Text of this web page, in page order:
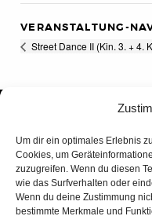
Um dir ein optimales Erlebnis
Cookies, um
zuzugreifen. Wenn du diesen
wie das Surfverhalten oder
Wenn du deine Zustimmung
bestimmte Merkmale und
VERANSTALTUNG-
Street Dance II (Kin. 3. + 4.